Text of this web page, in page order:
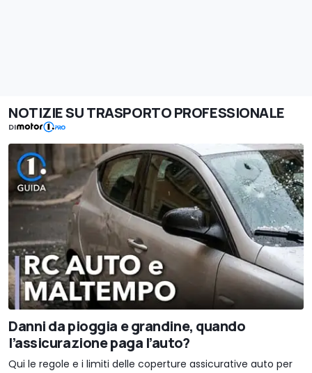
NOTIZIE SU TRASPORTO PROFESSIONALE
DI
Danni da pioggia e grandine, quando
l’assicurazione paga l’auto?
Qui le regole e i limiti delle coperture assicurative auto per